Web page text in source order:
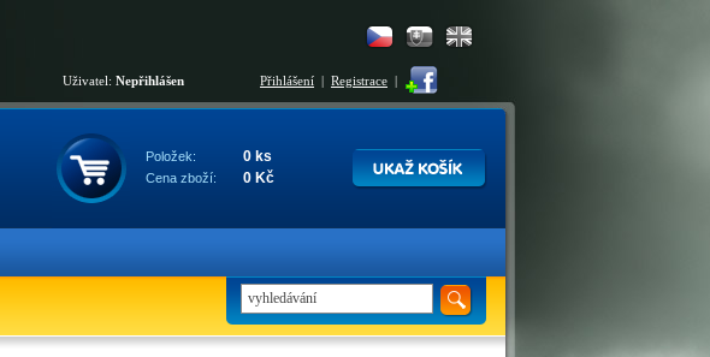
Uživatel: Nepřihlášen Přihlášení | Registrace |
Položek: 0 ks
Cena zboží: 0 Kč